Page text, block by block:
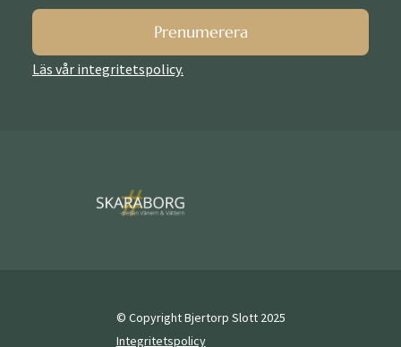
Prenumerera
Läs vår integritetspolicy.
© Copyright Bjertorp Slott 2025
Integritetspolicy